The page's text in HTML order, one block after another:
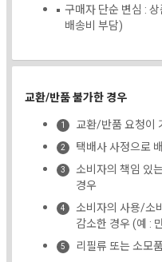
구매자 단순 변심 :
배송비 부담)
교환/반품 불가한 경우
교환/반품 요청이
택배사 사정으로
소비자의 책임 있
경우
소비자의 사용/소
감소한 경우 (예 :
리필류 또는 소모